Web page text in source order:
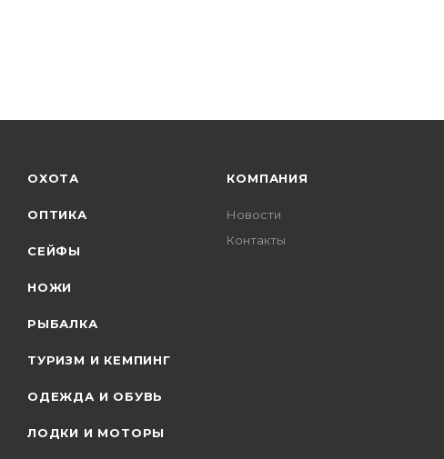
ОХОТА
ОПТИКА
СЕЙФЫ
НОЖИ
РЫБАЛКА
ТУРИЗМ И КЕМПИНГ
ОДЕЖДА И ОБУВЬ
ЛОДКИ И МОТОРЫ
КОМПАНИЯ
Новости
Контакты